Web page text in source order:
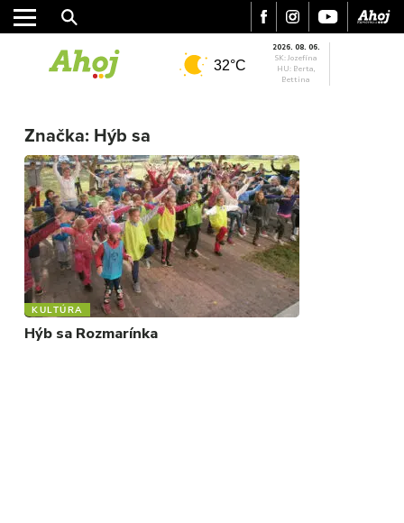
KULTÚRA
FOTKY
VIDEO
MIX
32°C
2026. 08. 06.
SK: Jozefína
HU: Berta,
Bettina
Značka: Hýb sa
KULTÚRA
Hýb sa Rozmarínka